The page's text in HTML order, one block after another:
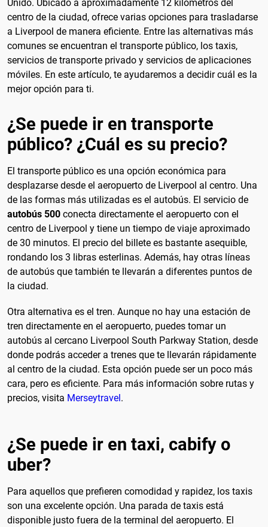
Unido. Ubicado a aproximadamente 12 kilómetros del
centro de la ciudad, ofrece varias opciones para trasladarse
a Liverpool de manera eficiente. Entre las alternativas más
comunes se encuentran el transporte público, los taxis,
servicios de transporte privado y servicios de aplicaciones
móviles. En este artículo, te ayudaremos a decidir cuál es la
mejor opción para ti.
¿Se puede ir en transporte
público? ¿Cuál es su precio?
El transporte público es una opción económica para
desplazarse desde el aeropuerto de Liverpool al centro. Una
de las formas más utilizadas es el autobús. El servicio de
autobús 500 conecta directamente el aeropuerto con el
centro de Liverpool y tiene un tiempo de viaje aproximado
de 30 minutos. El precio del billete es bastante asequible,
rondando los 3 libras esterlinas. Además, hay otras líneas
de autobús que también te llevarán a diferentes puntos de
la ciudad.
Otra alternativa es el tren. Aunque no hay una estación de
tren directamente en el aeropuerto, puedes tomar un
autobús al cercano Liverpool South Parkway Station, desde
donde podrás acceder a trenes que te llevarán rápidamente
al centro de la ciudad. Esta opción puede ser un poco más
cara, pero es eficiente. Para más información sobre rutas y
precios, visita Merseytravel .
¿Se puede ir en taxi, cabify o
uber?
Para aquellos que prefieren comodidad y rapidez, los taxis
son una excelente opción. Una parada de taxis está
disponible justo fuera de la terminal del aeropuerto. El